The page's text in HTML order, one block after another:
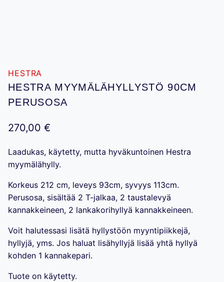
HESTRA
HESTRA MYYMÄLÄHYLLYSTÖ 90CM
PERUSOSA
270,00 €
Laadukas, käytetty, mutta hyväkuntoinen Hestra
myymälähylly.
Korkeus 212 cm, leveys 93cm, syvyys 113cm.
Perusosa, sisältää 2 T-jalkaa, 2 taustalevyä
kannakkeineen, 2 lankakorihyllyä kannakkeineen.
Voit halutessasi lisätä hyllystöön myyntipiikkejä,
hyllyjä, yms. Jos haluat lisähyllyjä lisää yhtä hyllyä
kohden 1 kannakepari.
Tuote on käytetty.